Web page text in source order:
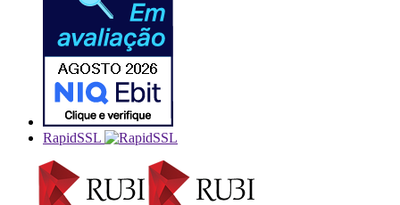
RapidSSL